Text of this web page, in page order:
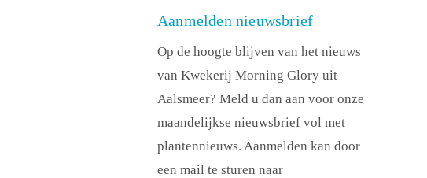
Aanmelden nieuwsbrief
Op de hoogte blijven van het nieuws
van Kwekerij Morning Glory uit
Aalsmeer? Meld u dan aan voor onze
maandelijkse nieuwsbrief vol met
plantennieuws. Aanmelden kan door
een mail te sturen naar